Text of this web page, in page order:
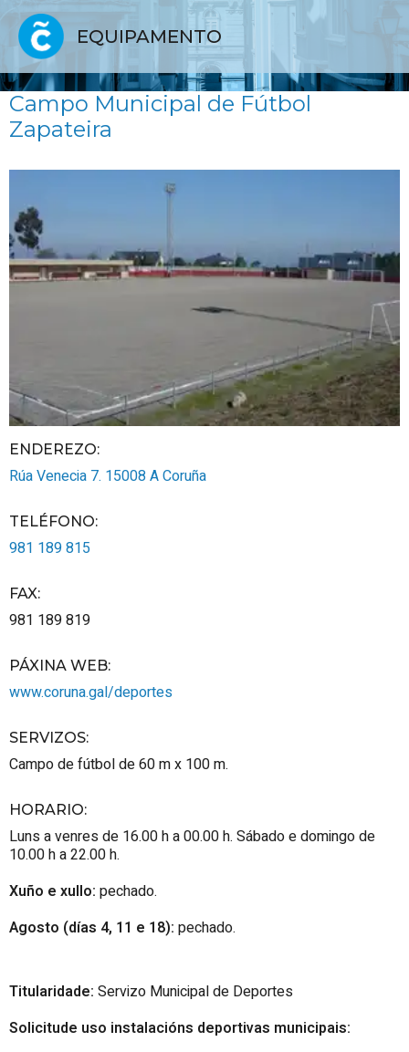
EQUIPAMENTO
Campo Municipal de Fútbol
Zapateira
ENDEREZO:
Rúa Venecia 7. 15008A Coruña
TELÉFONO:
981 189 815
FAX:
981 189 819
PÁXINA WEB:
www.coruna.gal/deportes
SERVIZOS:
Campo de fútbol de 60 m x 100 m.
HORARIO:
Luns a venres de 16.00 h a 00.00 h. Sábado e domingo de
10.00 h a 22.00 h.
Xuño e xullo: pechado.
Agosto (días 4, 11 e 18): pechado.
Titularidade: Servizo Municipal de Deportes
Solicitude uso instalacións deportivas municipais: